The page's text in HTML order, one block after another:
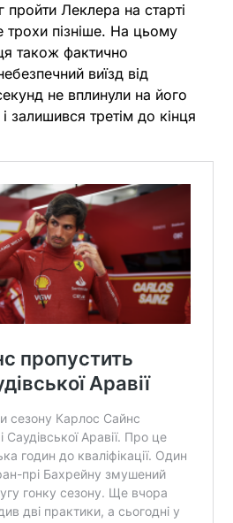
пройти Леклера на старті
трохи пізніше. На цьому
також фактично
виїзд від
не вплинули на його
залишився третім до кінця